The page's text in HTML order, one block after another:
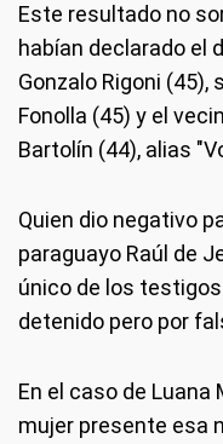
Este resultado no
habían declarado el
Gonzalo Rigoni (45),
Fonolla (45) y el
Bartolín (44), alias
Quien dio negativo
paraguayo Raúl de
único de los
detenido pero por
En el caso de Luana
mujer presente esa